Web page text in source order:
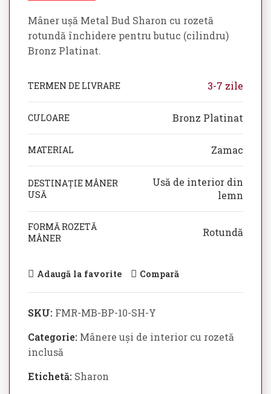
Mâner ușă Metal Bud Sharon cu rozetă
rotundă închidere pentru butuc (cilindru)
Bronz Platinat.
TERMEN DE LIVRARE 3-7 zile
CULOARE Bronz Platinat
MATERIAL Zamac
DESTINAȚIE MÂNER
USĂ
Usă de interior din
lemn
FORMĂ ROZETĂ
MÂNER
Rotundă
Adaugă la favorite Compară
SKU: FMR-MB-BP-10-SH-Y
Categorie: Mânere uși de interior cu rozetă
inclusă
Etichetă: Sharon